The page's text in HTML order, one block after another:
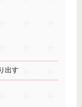
出す